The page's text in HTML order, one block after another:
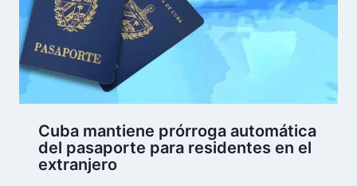
Cuba mantiene prórroga automática
del pasaporte para residentes en el
extranjero